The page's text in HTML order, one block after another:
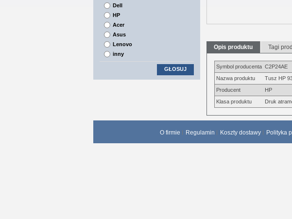
Opis produktu Tagi
Symbol producenta C2P24AE
Nazwa produktu
Tusz HP
Producent
HP
Klasa produktu
Druk
Dell
HP
Acer
Asus
Lenovo
inny
GŁOSUJ
O firmie Regulamin Koszty dostawy Polityka